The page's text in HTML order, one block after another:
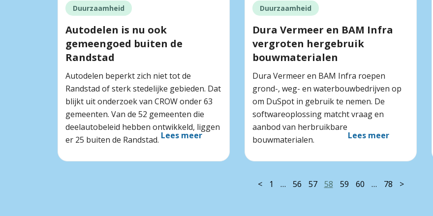
Duurzaamheid
Autodelen is nu ook
gemeengoed buiten de
Randstad
Autodelen beperkt zich niet tot de
Randstad of sterk stedelijke gebieden. Dat
blijkt uit onderzoek van CROW onder 63
gemeenten. Van de 52 gemeenten die
deelautobeleid hebben ontwikkeld, liggen
er 25 buiten de Randstad. Lees meer
Duurzaamheid
Dura Vermeer en BAM Infra
vergroten hergebruik
bouwmaterialen
Dura Vermeer en BAM Infra roepen
grond-, weg- en waterbouwbedrijven op
om DuSpot in gebruik te nemen. De
softwareoplossing matcht vraag en
aanbod van herbruikbare
bouwmaterialen.
Lees meer
< 1 … 56 57 58 59 60 … 78 >